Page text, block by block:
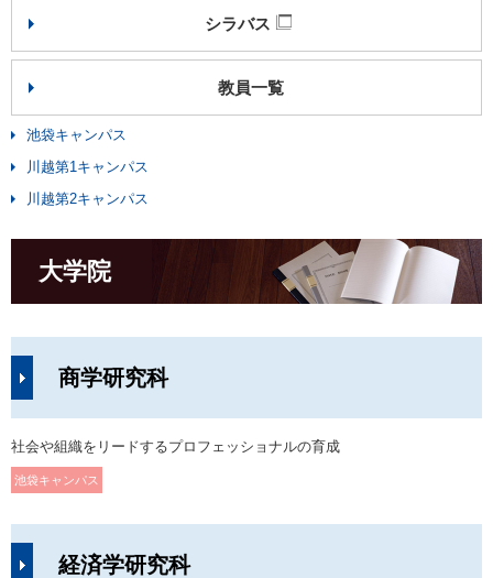
シラバス
教員一覧
池袋キャンパス
川越第1キャンパス
川越第2キャンパス
大学院
商学研究科
社会や組織をリードするプロフェッショナルの育成
池袋キャンパス
経済学研究科